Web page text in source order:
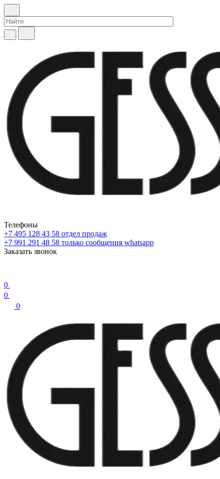
Телефоны
+7 495 128 43 58 отдел продаж
+7 991 291 48 58 только сообщения whatsapp
Заказать звонок
0
0
0